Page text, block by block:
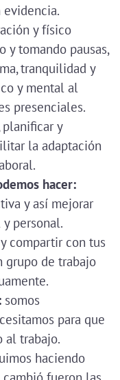
y físico
y tomando pausas,
tranquilidad y
y mental al
presenciales.
planificar y
la adaptación
hacer:
y así mejorar
personal.
compartir con tus
grupo de trabajo
somos
para que
al trabajo.
haciendo